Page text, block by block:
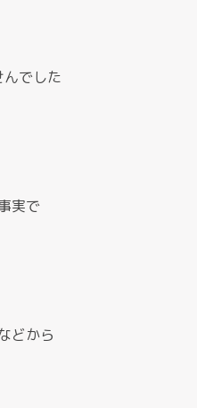
でした
実で
どから